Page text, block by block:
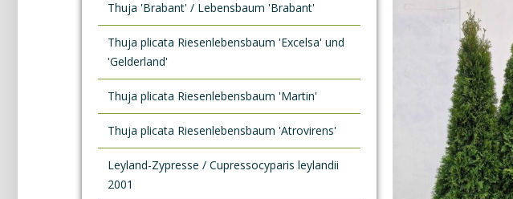
Thuja 'Brabant' / Lebensbaum 'Brabant'
Thuja plicata Riesenlebensbaum 'Excelsa' und
'Gelderland'
Thuja plicata Riesenlebensbaum 'Martin'
Thuja plicata Riesenlebensbaum 'Atrovirens'
Leyland-Zypresse / Cupressocyparis leylandii
2001